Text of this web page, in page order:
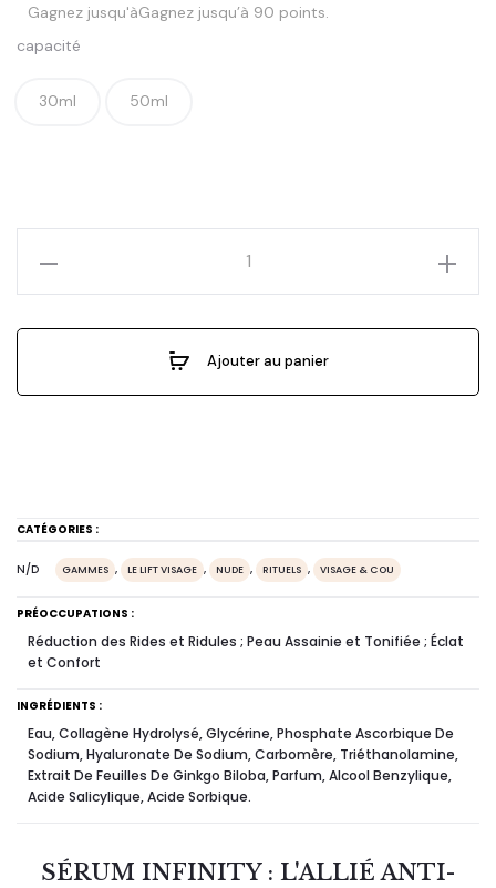
Gagnez jusqu'àGagnez jusqu’à 90 points.
capacité
30ml 50ml
Ajouter au panier
CATÉGORIES :
N/D GAMMES , LE LIFT VISAGE , NUDE , RITUELS , VISAGE & COU
PRÉOCCUPATIONS :
Réduction des Rides et Ridules ; Peau Assainie et Tonifiée ; Éclat
et Confort
INGRÉDIENTS :
Eau, Collagène Hydrolysé, Glycérine, Phosphate Ascorbique De
Sodium, Hyaluronate De Sodium, Carbomère, Triéthanolamine,
Extrait De Feuilles De Ginkgo Biloba, Parfum, Alcool Benzylique,
Acide Salicylique, Acide Sorbique.
SÉRUM INFINITY : L'ALLIÉ ANTI-